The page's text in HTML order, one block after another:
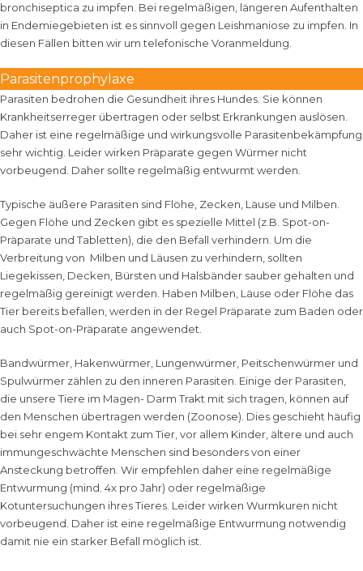
bronchiseptica zu impfen. Bei regelmäßigen, längeren Aufenthalten
in Endemiegebieten ist es sinnvoll gegen Leishmaniose zu impfen. In
diesen Fällen bitten wir um telefonische Voranmeldung.
Parasitenprophylaxe
Parasiten bedrohen die Gesundheit ihres Hundes. Sie können
Krankheitserreger übertragen oder selbst Erkrankungen auslösen.
Daher ist eine regelmäßige und wirkungsvolle Parasitenbekämpfung
sehr wichtig. Leider wirken Präparate gegen Würmer nicht
vorbeugend. Daher sollte regelmäßig entwurmt werden.
Typische äußere Parasiten sind Flöhe, Zecken, Läuse und Milben.
Gegen Flöhe und Zecken gibt es spezielle Mittel (z.B. Spot-on-
Präparate und Tabletten), die den Befall verhindern. Um die
Verbreitung von Milben und Läusen zu verhindern, sollten
Liegekissen, Decken, Bürsten und Halsbänder sauber gehalten und
regelmäßig gereinigt werden. Haben Milben, Läuse oder Flöhe das
Tier bereits befallen, werden in der Regel Präparate zum Baden oder
auch Spot-on-Präparate angewendet.
Bandwürmer, Hakenwürmer, Lungenwürmer, Peitschenwürmer und
Spulwürmer zählen zu den inneren Parasiten. Einige der Parasiten,
die unsere Tiere im Magen- Darm Trakt mit sich tragen, können auf
den Menschen übertragen werden (Zoonose). Dies geschieht häufig
bei sehr engem Kontakt zum Tier, vor allem Kinder, ältere und auch
immungeschwächte Menschen sind besonders von einer
Ansteckung betroffen. Wir empfehlen daher eine regelmäßige
Entwurmung (mind. 4x pro Jahr) oder regelmäßige
Kotuntersuchungen ihres Tieres. Leider wirken Wurmkuren nicht
vorbeugend. Daher ist eine regelmäßige Entwurmung notwendig
damit nie ein starker Befall möglich ist.